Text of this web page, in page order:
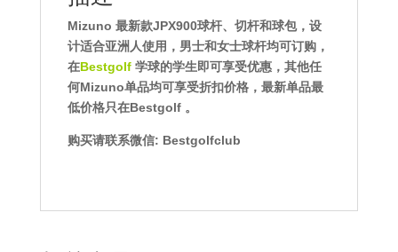
Mizuno 最新款JPX900球杆、切杆和球包，设
计适合亚洲人使用，男士和女士球杆均可订购，
在Bestgolf学球的学生即可享受优惠，其他任
何Mizuno单品均可享受折扣价格，最新单品最
低价格只在Bestgolf 。
购买请联系微信: Bestgolfclub